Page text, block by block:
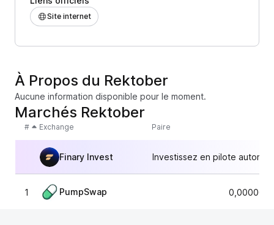
Site internet
À Propos du Rektober
Aucune information disponible pour le moment.
Marchés Rektober
# Exchange Paire
Finary Invest Investissez en pilote
1 PumpSwap